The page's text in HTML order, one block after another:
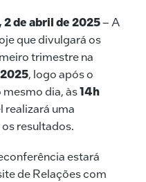
p
y
Li
n
k
de abril de 2025– A
que divulgará os
trimestre na
, logo após o
dia, às14h
realizará uma
resultados.
estará
de Relações com